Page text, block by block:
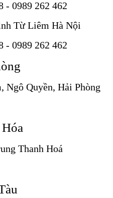
- 0989 262 462
Từ Liêm Hà Nội
- 0989 262 462
Ngô Quyền, Hải Phòng
Thanh Hoá